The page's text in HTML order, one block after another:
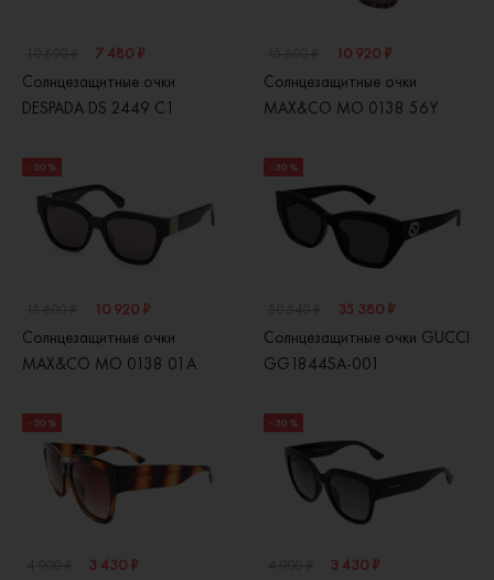
7 480 ₽
Солнцезащитные очки
DESPADA DS 2449 C1
10 920 ₽
Солнцезащитные очки
MAX&CO MO 0138 56Y
- 30 %
10 920 ₽
Солнцезащитные очки
MAX&CO MO 0138 01A
- 30 %
35 380 ₽
Солнцезащитные очки GUCCI
GG1844SA-001
- 30 %
3 430 ₽
- 30 %
3 430 ₽